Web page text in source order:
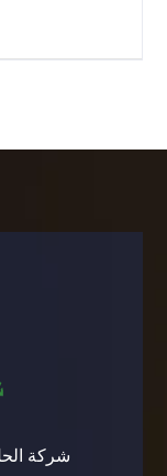
شركة